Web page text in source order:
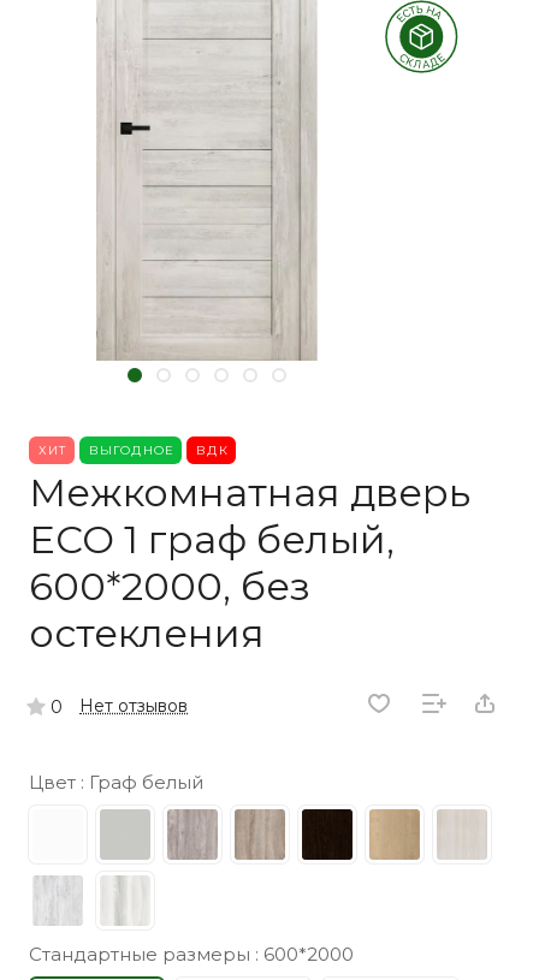
ХИТ ВЫГОДНОЕ ВДК
Межкомнатная дверь
ECO 1 граф белый,
600*2000, без
остекления
0 Нет отзывов
Цвет : Граф белый
Стандартные размеры : 600*2000